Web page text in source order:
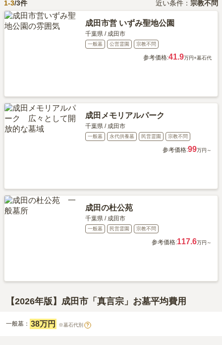
1-3/3件 近い条件： 宗教不問
成田市営 いずみ聖地公園
千葉県/ 成田市
一般墓 公営霊園 宗教不問
参考価格:41.9万円+墓石代
成田メモリアルパーク
千葉県/ 成田市
一般墓 永代供養墓 民営霊園 宗教不問
参考価格:99万円～
成田の杜公苑
千葉県/ 成田市
一般墓 民営霊園 宗教不問
参考価格:117.6万円～
【2026年版】成田市「真言宗」お墓平均費用
一般墓： 38万円 ※墓石代別 ?